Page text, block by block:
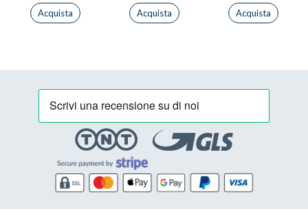
Acquista Acquista Acquista